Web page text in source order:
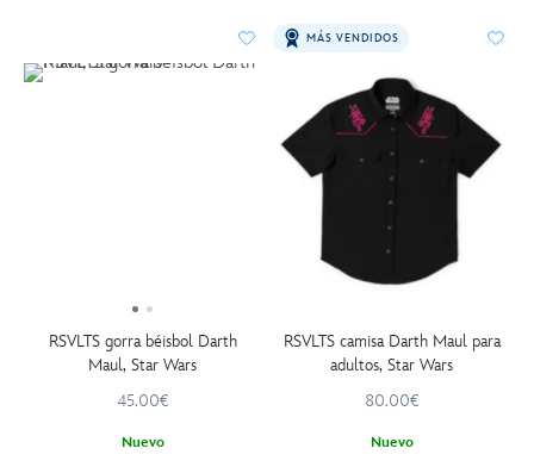
RSVLTS gorra béisbol Darth
Maul, Star Wars
45.00€
Nuevo
MÁS VENDIDOS
RSVLTS camisa Darth Maul para
adultos, Star Wars
80.00€
Nuevo